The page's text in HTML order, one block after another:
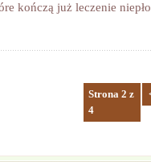
kończą już leczenie
Strona 2 z
4